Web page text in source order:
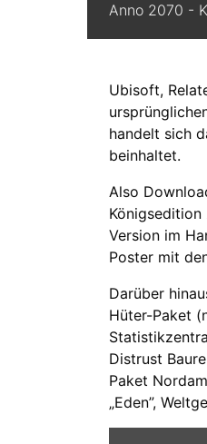
Anno 2070 -
Ubisoft,
handelt sich
beinhaltet.
Also
Version im
Poster mit
Darüber
Hüter-Paket
Distrust
Paket
„Eden”,